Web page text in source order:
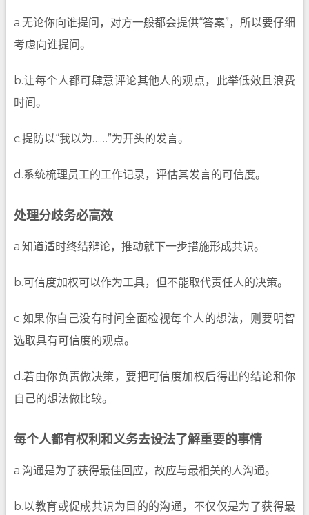
a.无论你向谁提问，对方一般都会提供“答案”，所以要仔细
考虑向谁提问。
b.让每个人都可肆意评论其他人的观点，此举低效且浪费
时间。
c.提防以“我以为……”为开头的发言。
d.系统梳理员工的工作记录，评估其发言的可信度。
处理分歧务必高效
a.知道适时终结辩论，推动就下一步措施形成共识。
b.可信度加权可以作为工具，但不能取代责任人的决策。
c.如果你自己没有时间全面检视每个人的想法，则要明智
选取具有可信度的观点。
d.若由你负责做决策，要把可信度加权后得出的结论和你
自己的想法做比较。
每个人都有权利和义务去设法了解重要的事情
a.沟通是为了获得最佳回应，故应与最相关的人沟通。
b.以教育或促成共识为目的的沟通，不仅仅是为了获得最